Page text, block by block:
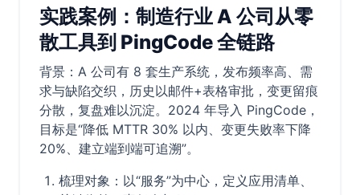
实践案例：制造行业 A 公司从零
散工具到 PingCode 全链路
背景：A 公司有 8 套生产系统，发布频率高、需
求与缺陷交织，历史以邮件+表格审批，变更留痕
分散，复盘难以沉淀。2024 年导入 PingCode，
目标是“降低 MTTR 30% 以内、变更失败率下降
20%、建立端到端可追溯”。
梳理对象：以“服务”为中心，定义应用清单、